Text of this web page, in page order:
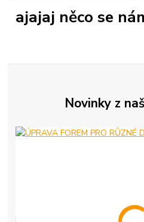
ajajaj něco se
Novinky z